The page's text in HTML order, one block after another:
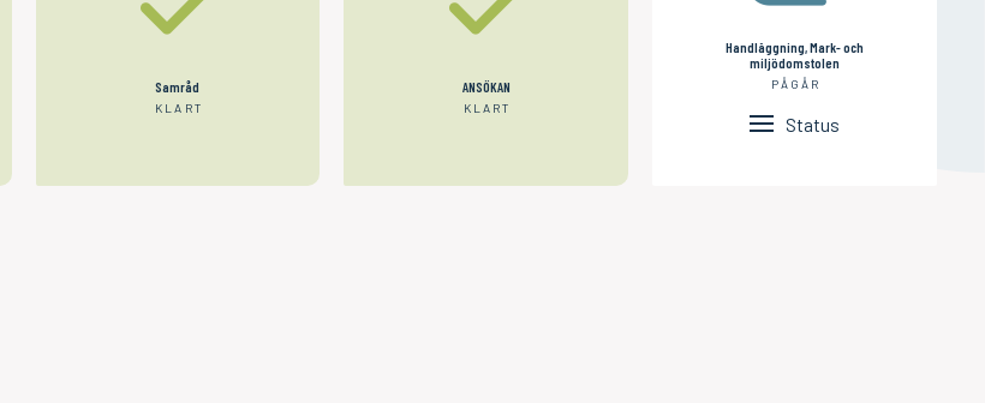
Samråd
KLART
ANSÖKAN
KLART
Handläggning, Mark- och
miljödomstolen
PÅGÅR
Status